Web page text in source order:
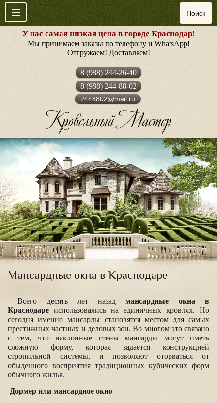
У нас самая низкая цена в городе Краснодар!
Мы принимаем заказы по телефону и WhatsApp!
Отгружаем! Доставляем!
8 (988) 244-26-40
8 (988) 244-88-02
2448802@mail.ru
Мансардные окна в Краснодаре
Всего десять лет назадмансардные окна в
Краснодаре использовались на единичных кровлях. Но
сегодня именно мансарды становятся местом для самых
престижных частных и деловых зон. Во многом это связано
с тем, что наклонные стены мансарды могут иметь
сложную форму, которая задается конструкцией
стропильной системы, и позволяют оторваться от
обыденного восприятия традиционных кубических форм
обычного жилья.
Дормер или мансардное окно